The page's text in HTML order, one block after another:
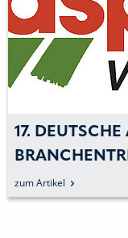
17.
zum Artikel